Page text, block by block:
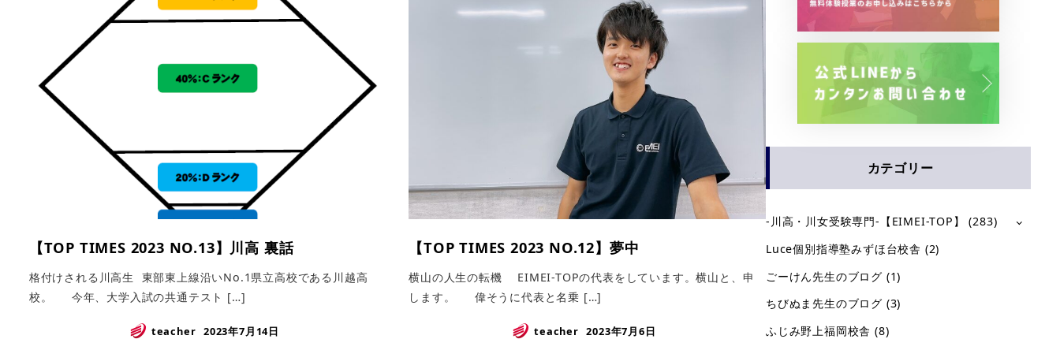
【TOP TIMES 2023 NO.13】川高 裏話
格付けされる川高生 東部東上線沿いNo.1県立高校である川越高
校。 今年、大学入試の共通テスト […]
teacher 2023年7月14日
【TOP TIMES 2023 NO.12】夢中
横山の人生の転機 EIMEI-TOPの代表をしています。横山と、申
します。 偉そうに代表と名乗 […]
teacher 2023年7月6日
カテゴリー
-川高・川女受験専門-【EIMEI-TOP】
(283)
Luce個別指導塾みずほ台校舎 (2)
ごーけん先生のブログ (1)
ちびぬま先生のブログ (3)
ふじみ野上福岡校舎 (8)